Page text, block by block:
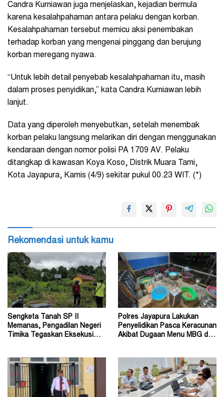
Candra Kurniawan juga menjelaskan, kejadian bermula
karena kesalahpahaman antara pelaku dengan korban.
Kesalahpahaman tersebut memicu aksi penembakan
terhadap korban yang mengenai pinggang dan berujung
korban meregang nyawa.
“Untuk lebih detail penyebab kesalahpahaman itu, masih
dalam proses penyidikan,” kata Candra Kurniawan lebih
lanjut.
Data yang diperoleh menyebutkan, setelah menembak
korban pelaku langsung melarikan diri dengan menggunakan
kendaraan dengan nomor polisi PA 1709 AV. Pelaku
ditangkap di kawasan Koya Koso, Distrik Muara Tami,
Kota Jayapura, Kamis (4/9) sekitar pukul 00.23 WIT. (*)
Rekomendasi untuk kamu
Sengketa Tanah SP II
Memanas, Pengadilan Negeri
Timika Tegaskan Eksekusi
Polres Jayapura Lakukan
Penyelidikan Pasca Keracunan
Akibat Dugaan Menu MBG di